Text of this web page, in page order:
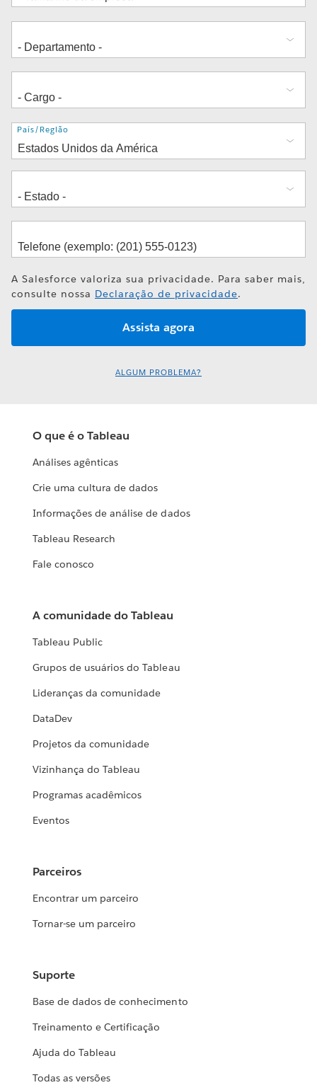
Endereço
País/Região
A Salesforce valoriza sua privacidade. Para saber mais,
consulte nossa Declaração de privacidade.
ALGUM PROBLEMA?
O que é o Tableau
Análises agênticas
Crie uma cultura de dados
Informações de análise de dados
Tableau Research
Fale conosco
A comunidade do Tableau
Tableau Public
Grupos de usuários do Tableau
Lideranças da comunidade
DataDev
Projetos da comunidade
Vizinhança do Tableau
Programas acadêmicos
Eventos
Parceiros
Encontrar um parceiro
Tornar-se um parceiro
Suporte
Base de dados de conhecimento
Treinamento e Certificação
Ajuda do Tableau
Todas as versões